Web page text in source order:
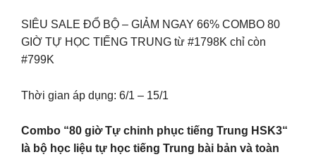
SIÊU SALE ĐỔ BỘ – GIẢM NGAY 66% COMBO 80
GIỜ TỰ HỌC TIẾNG TRUNG từ #1798K chỉ còn
#799K
Thời gian áp dụng: 6/1 – 15/1
Combo “80 giờ Tự chinh phục tiếng Trung HSK3“
là bộ học liệu tự học tiếng Trung bài bản và toàn